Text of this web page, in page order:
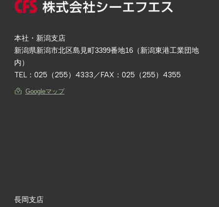
本社・新潟支店
新潟県新潟市北区島見町3399番地16（新潟東港工業団地
内）
TEL：025（255）4333／FAX：025（255）4355
Googleマップ
長岡支店